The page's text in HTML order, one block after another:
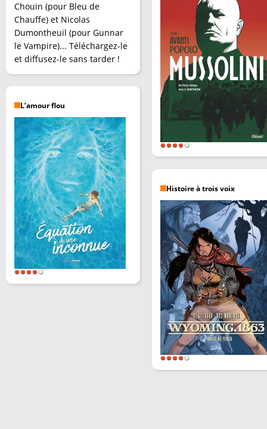
Chouin (pour Bleu de
Chauffe) et Nicolas
Dumontheuil (pour Gunnar
le Vampire)... Téléchargez-le
et diffusez-le sans tarder !
L’amour flou
Histoire à trois voix